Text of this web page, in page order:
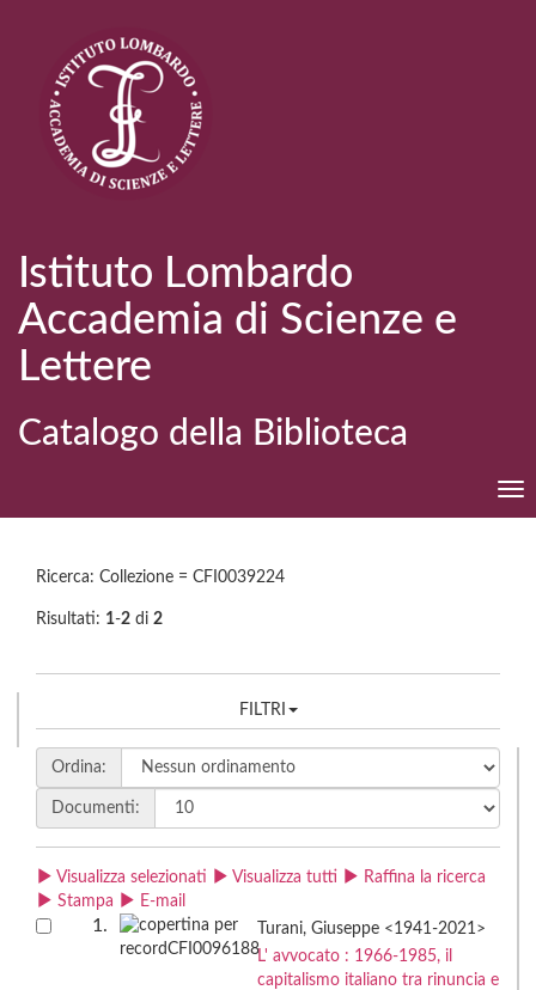
Istituto Lombardo
Accademia di Scienze e
Lettere
Catalogo della Biblioteca
Ricerca: Collezione = CFI0039224
Risultati: 1-2 di 2
FILTRI
Ordina:
Documenti:
Visualizza selezionati Visualizza tutti
Raffina la ricerca
Stampa
E-mail
1.
Turani, Giuseppe <1941-2021>
L' avvocato : 1966-1985, il
capitalismo italiano tra rinuncia e